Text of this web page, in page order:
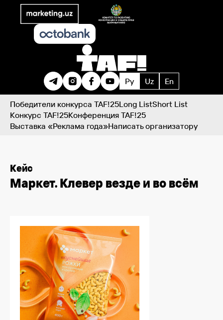
Ру Uz En
Победители конкурса TAF!25Long ListShort List
Конкурс TAF!25Конференция TAF!25
Выставка «Реклама года»Написать организатору
Кейс
Маркет. Клевер везде и во всём